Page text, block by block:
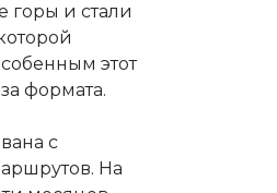
горы и стали
этот
формата.
с
На